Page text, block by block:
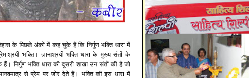
के पिछले अंकों में कह चुके हैं कि निर्गुण भक्ति धारा में
भक्ति। ज्ञानाश्रयी भक्ति धारा के मुख्य संतों के
निर्गुण भक्ति धारा की दूसरी शाखा उन संतों की है जो
से प्रेम पर जोर देते हैं। भक्ति की इस धारा में